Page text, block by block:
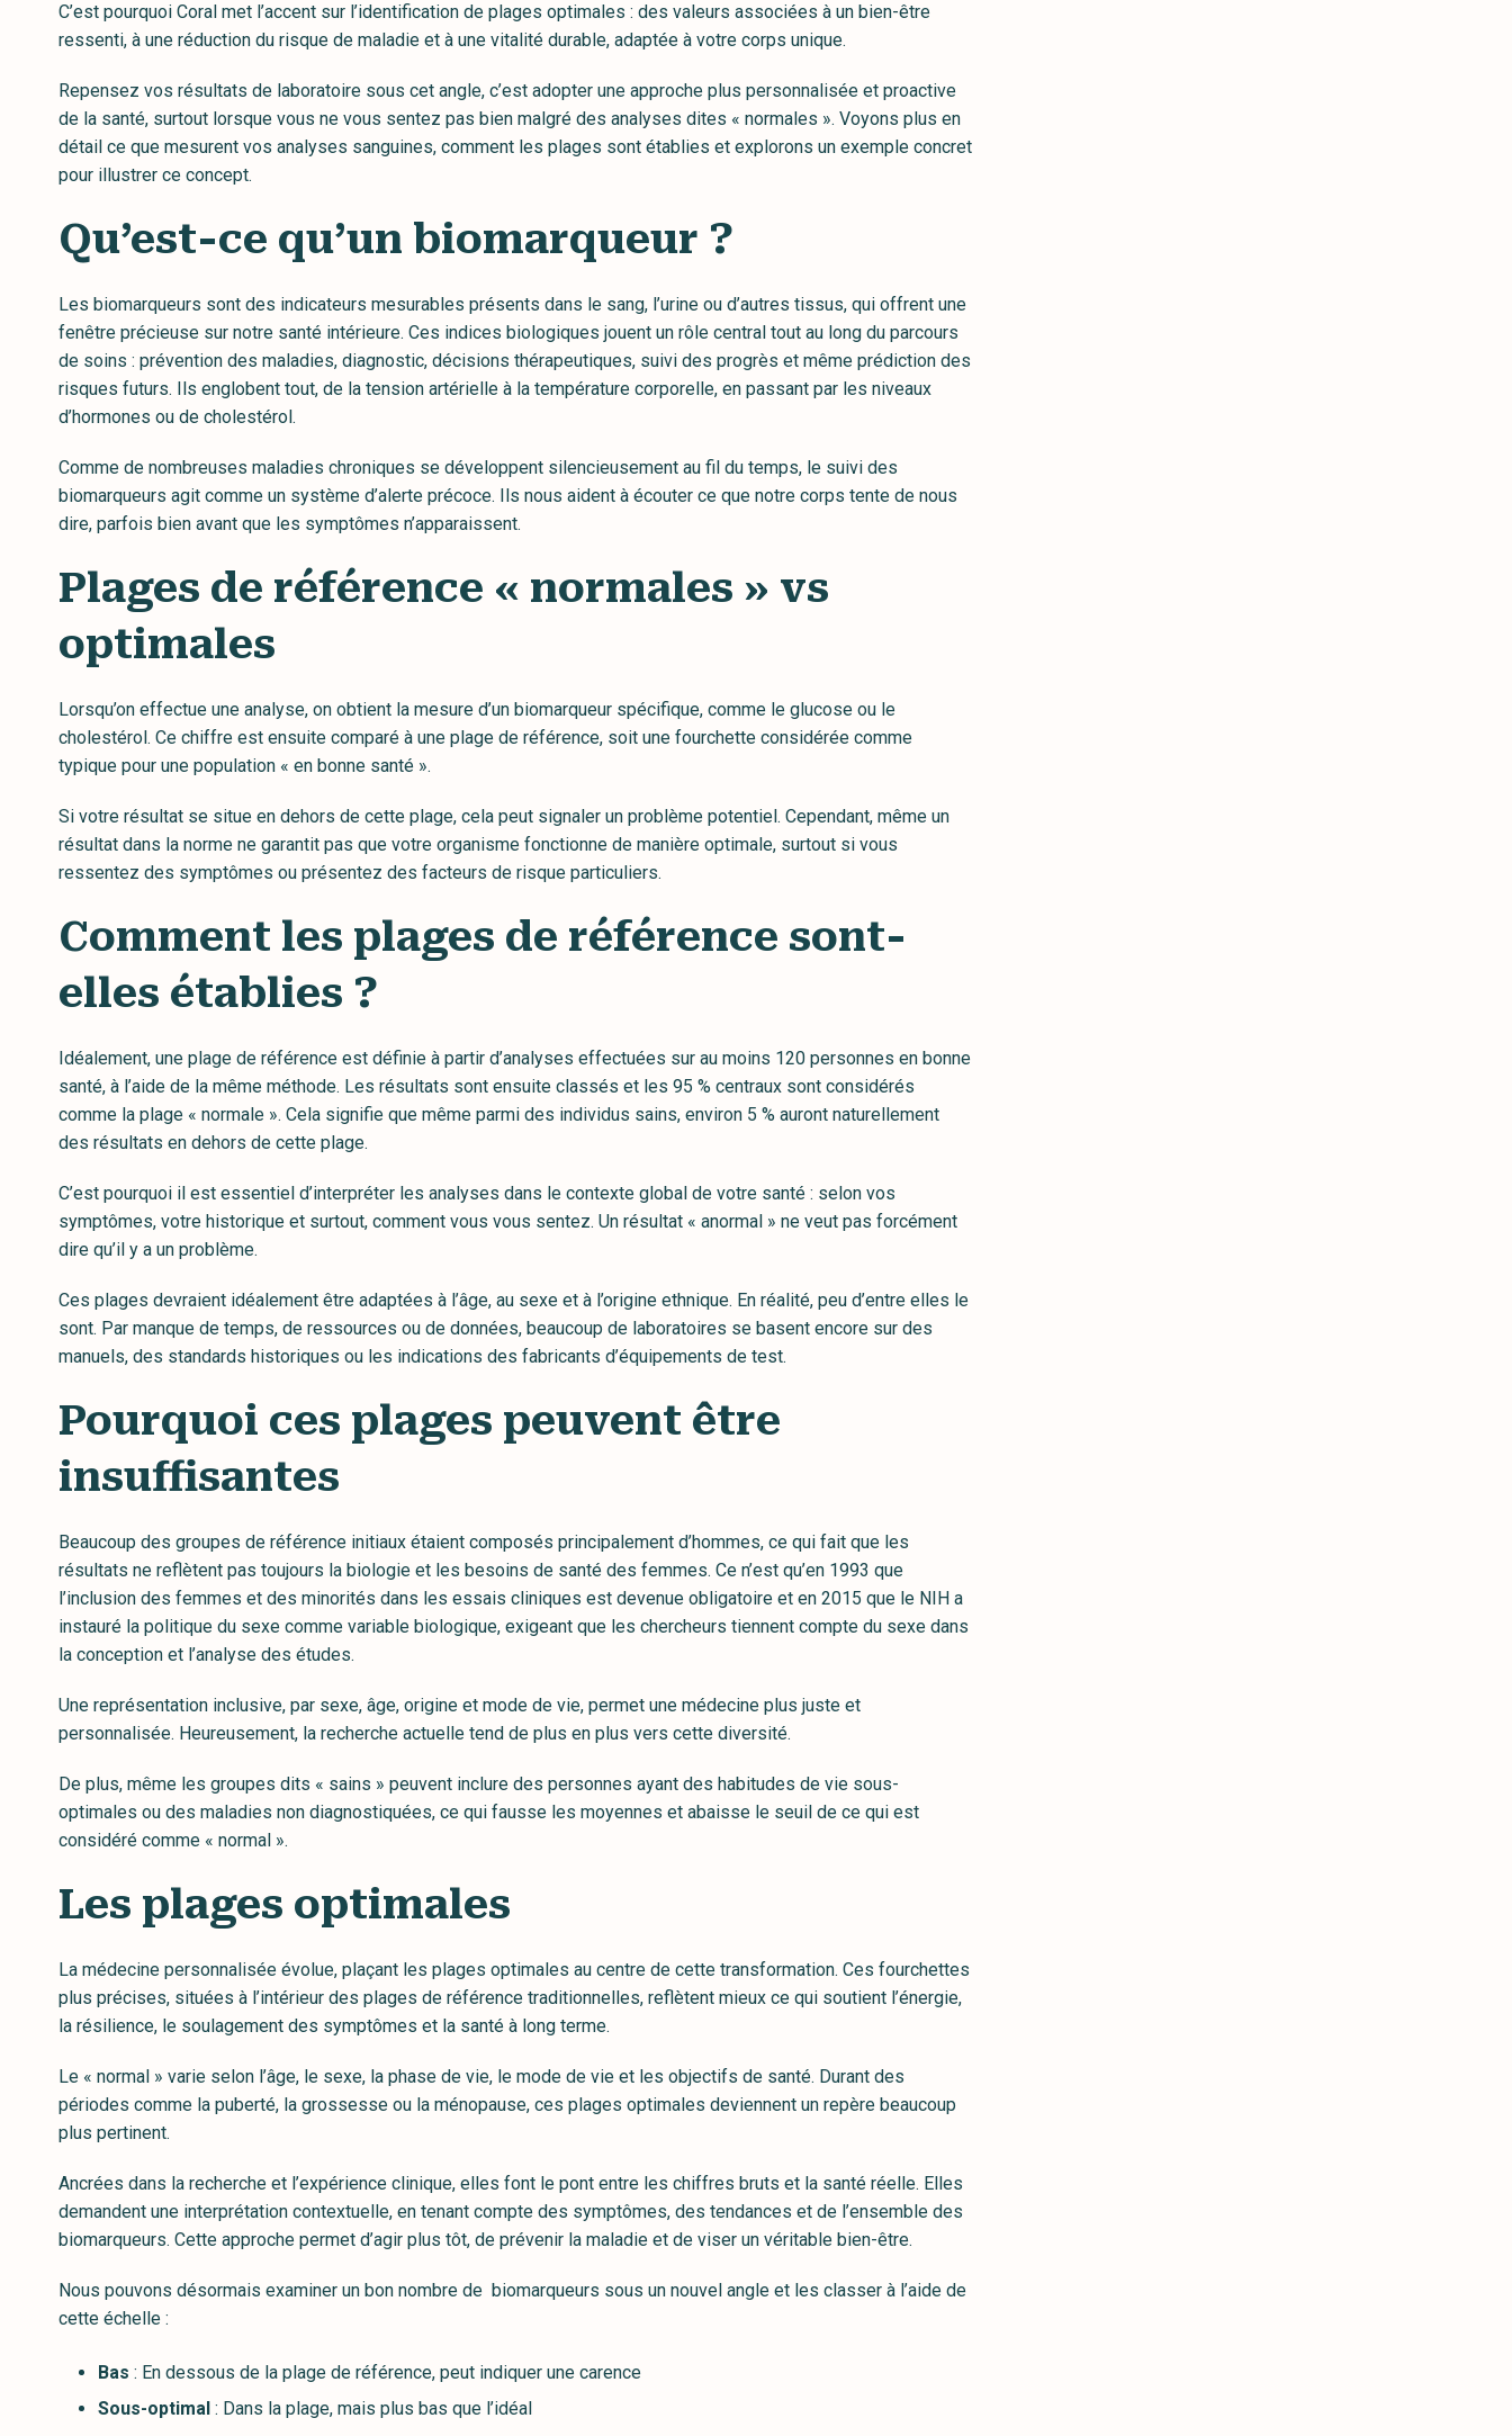
C’est pourquoi Coral met l’accent sur l’identification de plages optimales : des valeurs associées à un bien-être
ressenti, à une réduction du risque de maladie et à une vitalité durable, adaptée à votre corps unique.
Repensez vos résultats de laboratoire sous cet angle, c’est adopter une approche plus personnalisée et proactive
de la santé, surtout lorsque vous ne vous sentez pas bien malgré des analyses dites « normales ». Voyons plus en
détail ce que mesurent vos analyses sanguines, comment les plages sont établies et explorons un exemple concret
pour illustrer ce concept.
Qu’est-ce qu’un biomarqueur ?
Les biomarqueurs sont des indicateurs mesurables présents dans le sang, l’urine ou d’autres tissus, qui offrent une
fenêtre précieuse sur notre santé intérieure. Ces indices biologiques jouent un rôle central tout au long du parcours
de soins : prévention des maladies, diagnostic, décisions thérapeutiques, suivi des progrès et même prédiction des
risques futurs. Ils englobent tout, de la tension artérielle à la température corporelle, en passant par les niveaux
d’hormones ou de cholestérol.
Comme de nombreuses maladies chroniques se développent silencieusement au fil du temps, le suivi des
biomarqueurs agit comme un système d’alerte précoce. Ils nous aident à écouter ce que notre corps tente de nous
dire, parfois bien avant que les symptômes n’apparaissent.
Plages de référence « normales » vs
optimales
Lorsqu’on effectue une analyse, on obtient la mesure d’un biomarqueur spécifique, comme le glucose ou le
cholestérol. Ce chiffre est ensuite comparé à une plage de référence, soit une fourchette considérée comme
typique pour une population « en bonne santé ».
Si votre résultat se situe en dehors de cette plage, cela peut signaler un problème potentiel. Cependant, même un
résultat dans la norme ne garantit pas que votre organisme fonctionne de manière optimale, surtout si vous
ressentez des symptômes ou présentez des facteurs de risque particuliers.
Comment les plages de référence sont-
elles établies ?
Idéalement, une plage de référence est définie à partir d’analyses effectuées sur au moins 120 personnes en bonne
santé, à l’aide de la même méthode. Les résultats sont ensuite classés et les 95 % centraux sont considérés
comme la plage « normale ». Cela signifie que même parmi des individus sains, environ 5 % auront naturellement
des résultats en dehors de cette plage.
C’est pourquoi il est essentiel d’interpréter les analyses dans le contexte global de votre santé : selon vos
symptômes, votre historique et surtout, comment vous vous sentez. Un résultat « anormal » ne veut pas forcément
dire qu’il y a un problème.
Ces plages devraient idéalement être adaptées à l’âge, au sexe et à l’origine ethnique. En réalité, peu d’entre elles le
sont. Par manque de temps, de ressources ou de données, beaucoup de laboratoires se basent encore sur des
manuels, des standards historiques ou les indications des fabricants d’équipements de test.
Pourquoi ces plages peuvent être
insuffisantes
Beaucoup des groupes de référence initiaux étaient composés principalement d’hommes, ce qui fait que les
résultats ne reflètent pas toujours la biologie et les besoins de santé des femmes. Ce n’est qu’en 1993 que
l’inclusion des femmes et des minorités dans les essais cliniques est devenue obligatoire et en 2015 que le NIH a
instauré la politique du sexe comme variable biologique, exigeant que les chercheurs tiennent compte du sexe dans
la conception et l’analyse des études.
Une représentation inclusive, par sexe, âge, origine et mode de vie, permet une médecine plus juste et
personnalisée. Heureusement, la recherche actuelle tend de plus en plus vers cette diversité.
De plus, même les groupes dits « sains » peuvent inclure des personnes ayant des habitudes de vie sous-
optimales ou des maladies non diagnostiquées, ce qui fausse les moyennes et abaisse le seuil de ce qui est
considéré comme « normal ».
Les plages optimales
La médecine personnalisée évolue, plaçant les plages optimales au centre de cette transformation. Ces fourchettes
plus précises, situées à l’intérieur des plages de référence traditionnelles, reflètent mieux ce qui soutient l’énergie,
la résilience, le soulagement des symptômes et la santé à long terme.
Le « normal » varie selon l’âge, le sexe, la phase de vie, le mode de vie et les objectifs de santé. Durant des
périodes comme la puberté, la grossesse ou la ménopause, ces plages optimales deviennent un repère beaucoup
plus pertinent.
Ancrées dans la recherche et l’expérience clinique, elles font le pont entre les chiffres bruts et la santé réelle. Elles
demandent une interprétation contextuelle, en tenant compte des symptômes, des tendances et de l’ensemble des
biomarqueurs. Cette approche permet d’agir plus tôt, de prévenir la maladie et de viser un véritable bien-être.
Nous pouvons désormais examiner un bon nombre de biomarqueurs sous un nouvel angle et les classer à l’aide de
cette échelle :
Bas : En dessous de la plage de référence, peut indiquer une carence
Sous-optimal : Dans la plage, mais plus bas que l’idéal